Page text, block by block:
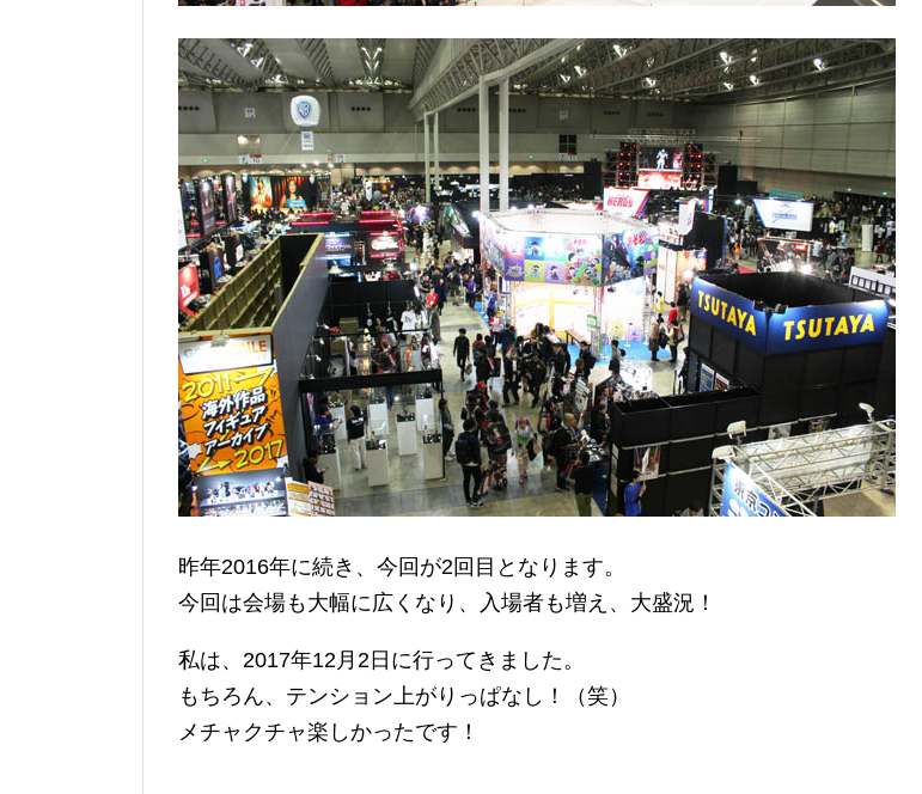
昨年2016年に続き、今回が2回目となります。
今回は会場も大幅に広くなり、入場者も増え、大盛況！
私は、2017年12月2日に行ってきました。
もちろん、テンション上がりっぱなし！（笑）
メチャクチャ楽しかったです！